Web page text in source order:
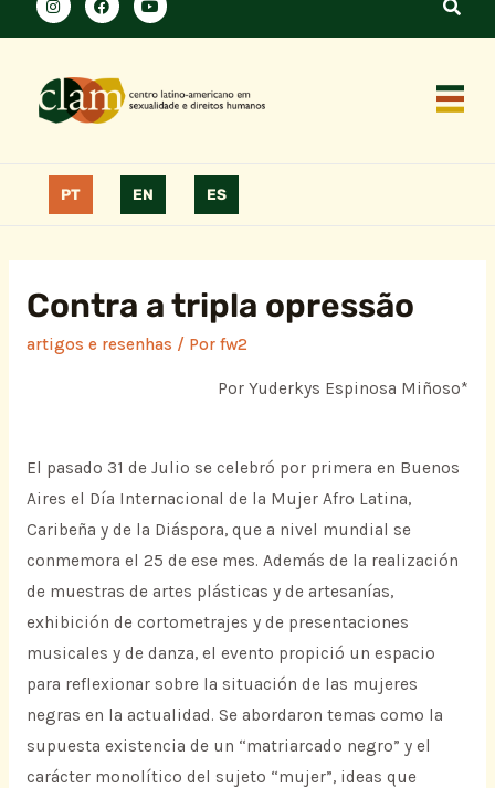
PT EN ES
Contra a tripla opressão
artigos e resenhas / Por fw2
Por Yuderkys Espinosa Miñoso*
El pasado 31 de Julio se celebró por primera en Buenos
Aires el Día Internacional de la Mujer Afro Latina,
Caribeña y de la Diáspora, que a nivel mundial se
conmemora el 25 de ese mes. Además de la realización
de muestras de artes plásticas y de artesanías,
exhibición de cortometrajes y de presentaciones
musicales y de danza, el evento propició un espacio
para reflexionar sobre la situación de las mujeres
negras en la actualidad. Se abordaron temas como la
supuesta existencia de un “matriarcado negro” y el
carácter monolítico del sujeto “mujer”, ideas que